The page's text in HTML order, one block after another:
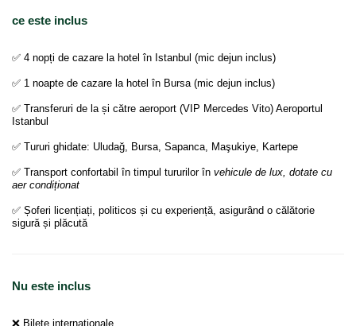
ce este inclus
✅ 4 nopți de cazare la hotel în Istanbul (mic dejun inclus)
✅ 1 noapte de cazare la hotel în Bursa (mic dejun inclus)
✅ Transferuri de la și către aeroport (VIP Mercedes Vito) Aeroportul
Istanbul
✅ Tururi ghidate: Uludağ, Bursa, Sapanca, Maşukiye, Kartepe
✅ Transport confortabil în timpul tururilor în vehicule de lux, dotate cu
aer condiționat
✅ Șoferi licențiați, politicos și cu experiență, asigurând o călătorie
sigură și plăcută
Nu este inclus
❌ Bilete internaționale